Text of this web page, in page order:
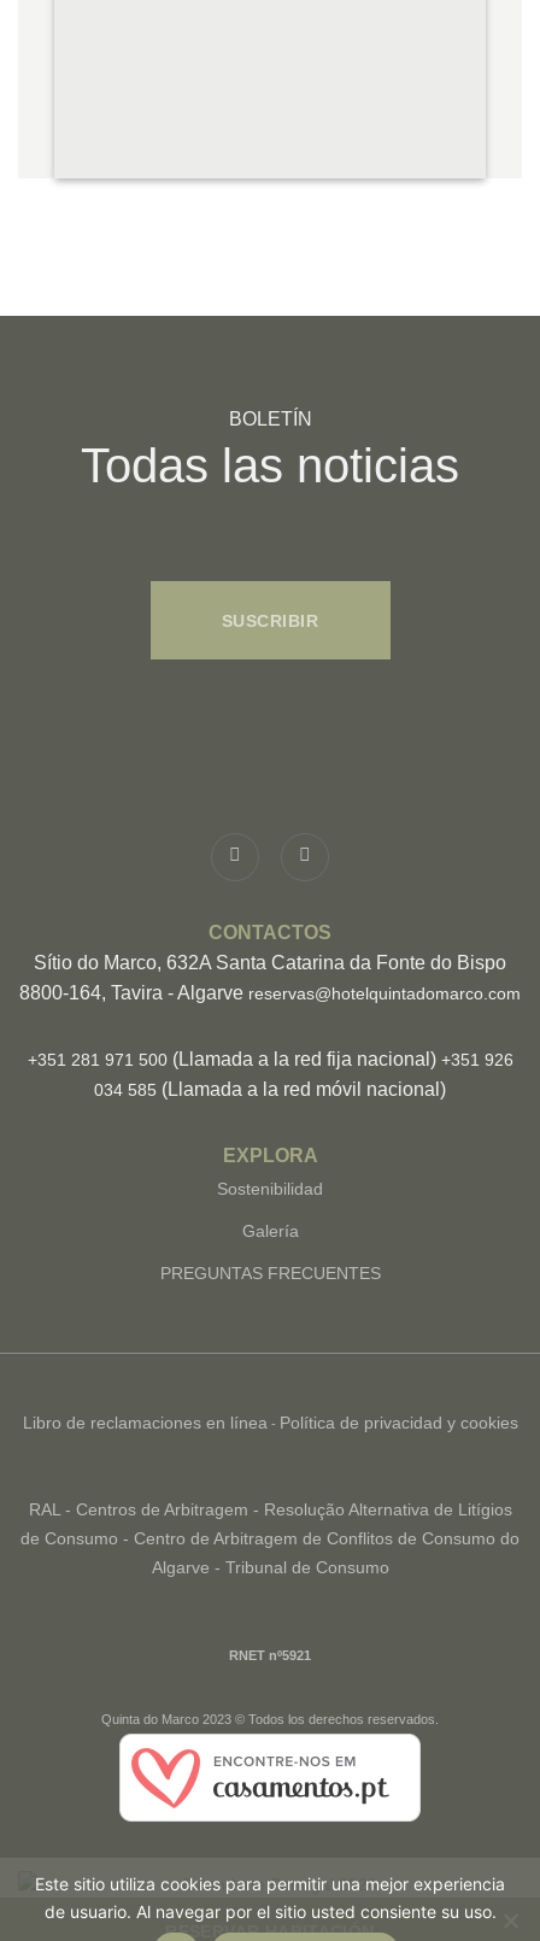
BOLETÍN
Todas las noticias
SUSCRIBIR
CONTACTOS
Sítio do Marco, 632A Santa Catarina da Fonte do Bispo
8800-164, Tavira - Algarve reservas@hotelquintadomarco.com
+351 281 971 500(Llamada a la red fija nacional) +351 926
034 585 (Llamada a la red móvil nacional)
EXPLORA
Sostenibilidad
Galería
PREGUNTAS FRECUENTES
Libro de reclamaciones en línea - Política de privacidad y cookies
RAL - Centros de Arbitragem - Resolução Alternativa de Litígios
de Consumo - Centro de Arbitragem de Conflitos de Consumo do
Algarve - Tribunal de Consumo
RNET nº5921
Quinta do Marco 2023 © Todos los derechos reservados.
RESERVAR HABITACIÓN
Este sitio utiliza cookies para permitir una mejor experiencia
de usuario. Al navegar por el sitio usted consiente su uso.